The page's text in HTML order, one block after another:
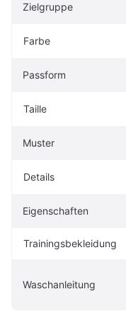
Zielgruppe
Farbe
Passform
Taille
Muster
Details
Eigenschaften
Trainingsbekleidung
Waschanleitung